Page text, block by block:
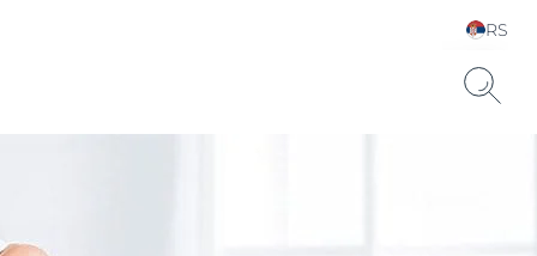
RS
Choose your Language &